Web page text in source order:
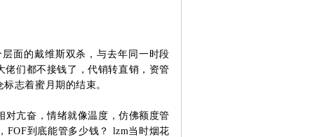
面的戴维斯双杀，与去年同一时段
佬们都不接钱了，代销转直销，资管
志着蜜月期的结束。
对亢奋，情绪就像温度，仿佛额度管
FOF到底能管多少钱？ lzm当时烟花